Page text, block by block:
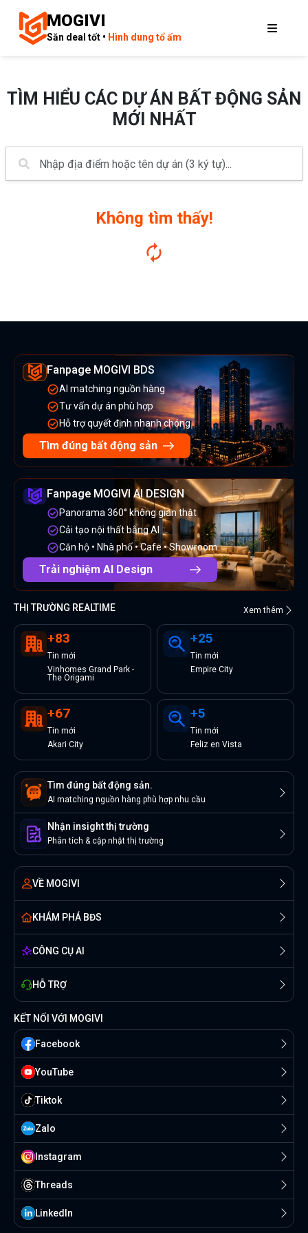
MOGIVI
Săn deal tốt • Hình dung tổ ấm
TÌM HIỂU CÁC DỰ ÁN BẤT ĐỘNG SẢN
MỚI NHẤT
Không tìm thấy!
Fanpage MOGIVI BDS
AI matching nguồn hàng
Tư vấn dự án phù hợp
Hỗ trợ quyết định nhanh chóng
Tìm đúng bất động sản
Fanpage MOGIVI AI DESIGN
Panorama 360° không gian thật
Cải tạo nội thất bằng AI
Căn hộ • Nhà phố • Cafe • Showroom
Trải nghiệm AI Design
THỊ TRƯỜNG REALTIME Xem thêm
+83
Tin mới
Vinhomes Grand Park -
The Origami
+25
Tin mới
Empire City
+67
Tin mới
Akari City
+5
Tin mới
Feliz en Vista
Tìm đúng bất động sản.
AI matching nguồn hàng phù hợp nhu cầu
Nhận insight thị trường
Phân tích & cập nhật thị trường
VỀ MOGIVI
KHÁM PHÁ BĐS
CÔNG CỤ AI
HỖ TRỢ
KẾT NỐI VỚI MOGIVI
Facebook
YouTube
Tiktok
Zalo
Instagram
Threads
Linkedln